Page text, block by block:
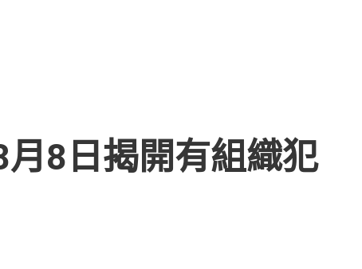
月8日揭開有組織犯